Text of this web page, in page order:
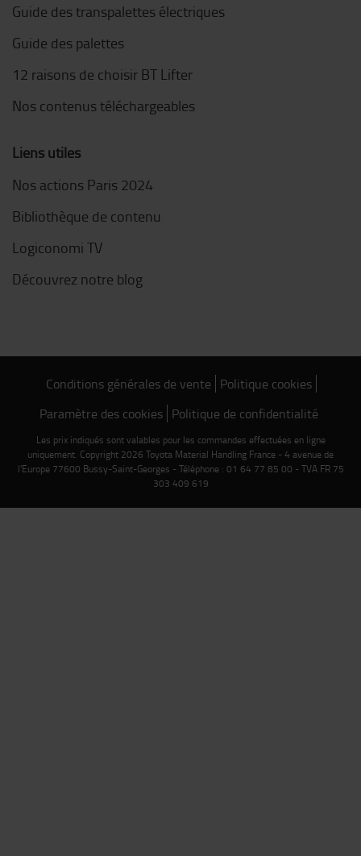
Guide des transpalettes électriques
Guide des palettes
12 raisons de choisir BT Lifter
Nos contenus téléchargeables
Liens utiles
Nos actions Paris 2024
Bibliothèque de contenu
Logiconomi TV
Découvrez notre blog
Conditions générales de vente Politique cookies
Paramètre des cookies Politique de confidentialité
Les prix indiqués sont valables pour les commandes effectuées en ligne
uniquement. Copyright 2026 Toyota Material Handling France - 4 avenue de
l'Europe 77600 Bussy-Saint-Georges - Téléphone : 01 64 77 85 00 - TVA FR 75
303 409 619